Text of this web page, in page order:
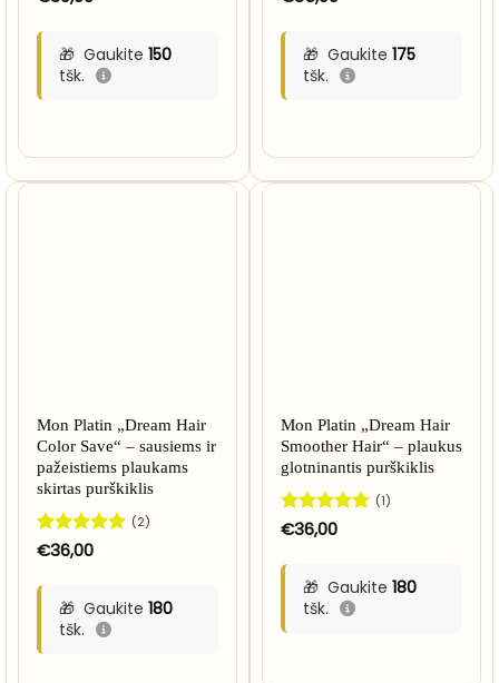
Gaukite 150
tšk.
Gaukite 175
tšk.
Mon Platin „Dream Hair
Color Save“ – sausiems ir
pažeistiems plaukams
skirtas purškiklis
Įvertinimas:
(2)
€36,00
Gaukite 180
tšk.
Mon Platin „Dream Hair
Smoother Hair“ – plaukus
glotninantis purškiklis
Įvertinimas:
(1)
€36,00
Gaukite 180
tšk.